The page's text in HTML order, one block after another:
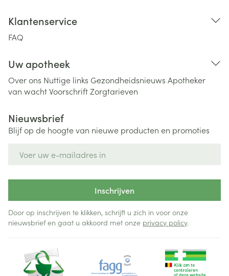
Klantenservice
FAQ
Uw apotheek
Over ons Nuttige links Gezondheidsnieuws Apotheker
van wachtVoorschriftZorgtarieven
Nieuwsbrief
Blijf op de hoogte van nieuwe producten en promoties
Inschrijven
Door op inschrijven te klikken, schrijft u zich in voor onze
nieuwsbrief en gaat u akkoord met onze privacy policy.